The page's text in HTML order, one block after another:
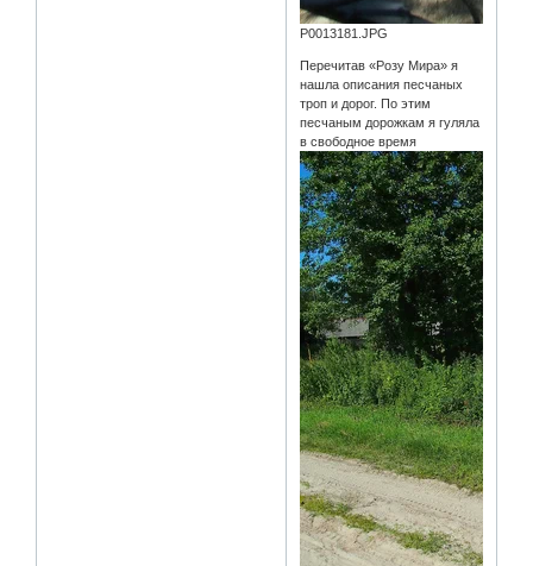
P0013181.JPG
Перечитав «Розу Мира» я
нашла описания песчаных
троп и дорог. По этим
песчаным дорожкам я гуляла
в свободное время